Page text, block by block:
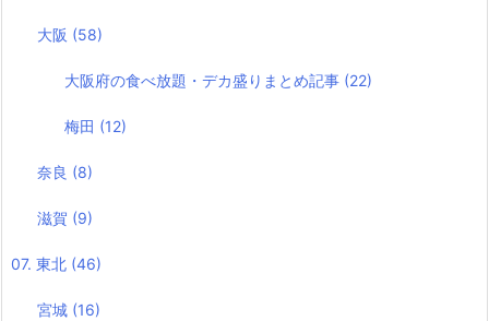
大阪 (58)
大阪府の食べ放題・デカ盛りまとめ記事 (22)
梅田 (12)
奈良 (8)
滋賀 (9)
07. 東北 (46)
宮城 (16)